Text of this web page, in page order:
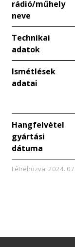
rádió/műhely
neve
Technikai
adatok
Ismétlések
adatai
Hangfelvétel
gyártási
dátuma
Létrehozva: 2024.